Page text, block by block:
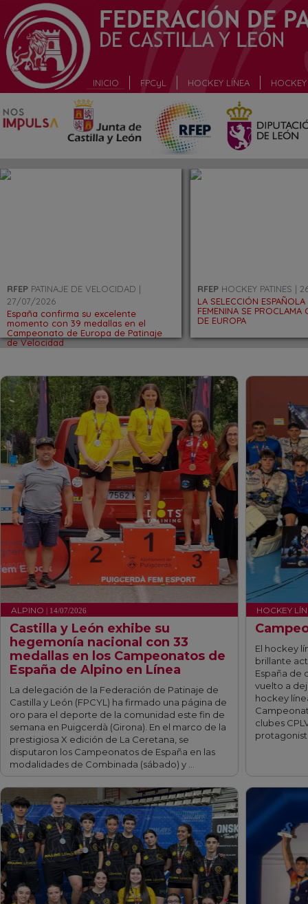
INICIO FPCyL HOCKEY LÍNEA HOCKEY
RFEP PATINAJE DE VELOCIDAD |
27/07/2026
España confirma su excelente
momento con 39 medallas en el
Campeonato de Europa de Patinaje
de Velocidad
RFEP HOCKEY PATINES |
LA SELECCIÓN ESPAÑOLA
FEMENINA SE PROCLAMA
DE EUROPA
ALPINO | 14/07/2026
Castilla y León exhibe su
hegemonía nacional con 33
medallas en los Campeonatos de
España de Alpino en Línea
La delegación de la Federación de Patinaje de
Castilla y León (FPCYL) ha firmado una página de
oro para el deporte de la comunidad este fin de
semana en Puigcerdà (Girona). En el marco de la
prestigiosa X edición de La Ceretana, se
disputaron los Campeonatos de España en las
modalidades de Combinada (sábado) y …
HOCKEY
El hockey
brillante
España de
vuelto a
hockey
clubes